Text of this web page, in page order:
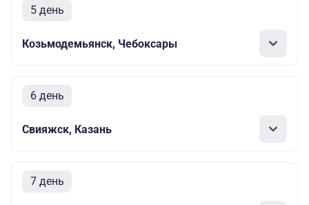
5 день
Козьмодемьянск, Чебоксары
6 день
Свияжск, Казань
7 день